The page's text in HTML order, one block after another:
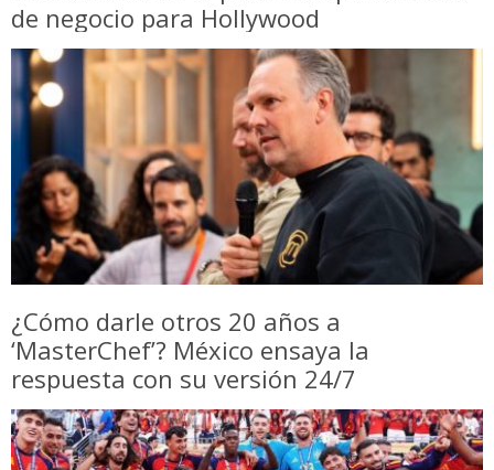
de negocio para Hollywood
¿Cómo darle otros 20 años a
‘MasterChef’? México ensaya la
respuesta con su versión 24/7